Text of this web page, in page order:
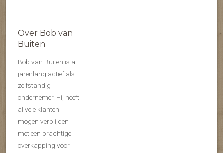
Over Bob van
Buiten
Bob van Buiten is al
jarenlang actief als
zelfstandig
ondernemer. Hij heeft
al vele klanten
mogen verblijden
met een prachtige
overkapping voor